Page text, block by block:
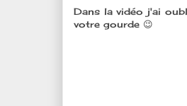
Dans la vidéo j'ai
votre gourde 😉